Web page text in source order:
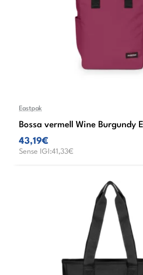
Eastpak
Bossa vermell Wine Burgundy
43,19€
Sense IGI:41,33€